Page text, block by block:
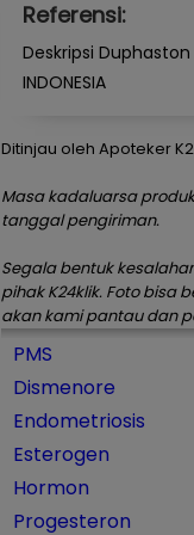
Referensi:
Deskripsi Duphaston
INDONESIA
Ditinjau oleh Apoteker
Masa kadaluarsa
tanggal pengiriman.
Segala bentuk
pihak K24klik. Foto bisa
akan kami pantau dan
PMS
Dismenore
Endometriosis
Esterogen
Hormon
Progesteron